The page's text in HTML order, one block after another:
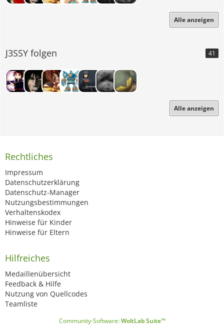
Alle anzeigen
J3SSY folgen 41
Alle anzeigen
Rechtliches
Impressum
Datenschutzerklärung
Datenschutz-Manager
Nutzungsbestimmungen
Verhaltenskodex
Hinweise für Kinder
Hinweise für Eltern
Hilfreiches
Medaillenübersicht
Feedback & Hilfe
Nutzung von Quellcodes
Teamliste
Community-Software:WoltLab Suite™